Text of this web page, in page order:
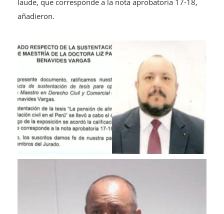
laude, que corresponde a la nota aprobatoria 17-18,
añadieron.